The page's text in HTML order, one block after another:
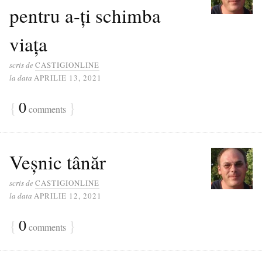
pentru a-ți schimba
viața
scris de CASTIGIONLINE
la data APRILIE 13, 2021
{ 0comments }
Veșnic tânăr
scris de CASTIGIONLINE
la data APRILIE 12, 2021
{ 0comments }